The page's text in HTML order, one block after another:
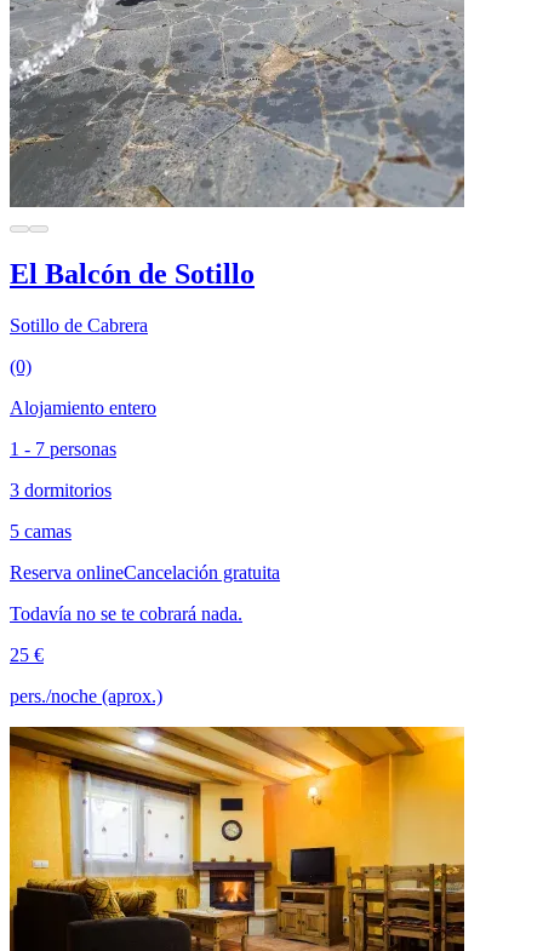
El Balcón de Sotillo
Sotillo de Cabrera
(0)
Alojamiento entero
1 - 7 personas
3 dormitorios
5 camas
Reserva onlineCancelación gratuita
Todavía no se te cobrará nada.
25 €
pers./noche (aprox.)